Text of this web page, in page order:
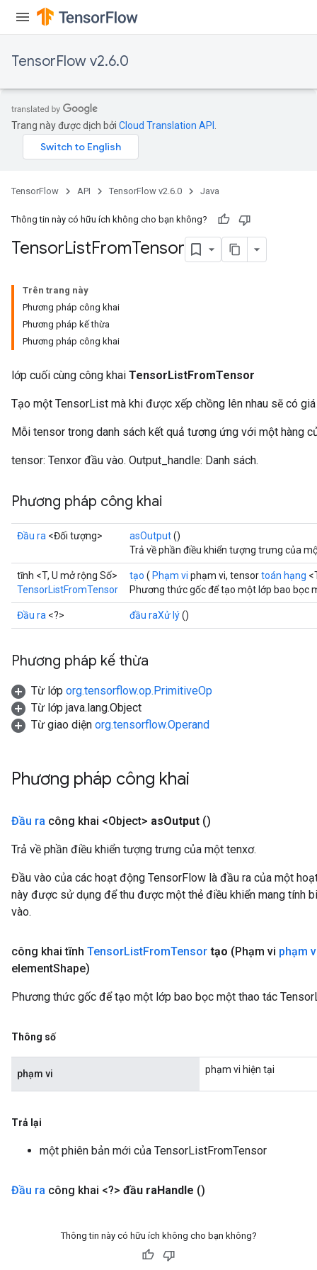
TensorFlow v2.6.0
Trang này được dịch bởi Cloud Translation API
TensorFlow API TensorFlow v2.6.0 Java
Thông tin này có hữu ích không cho bạn không?
TensorListFromTensor
Trên trang này
Phương pháp công khai
Phương pháp kế thừa
Phương pháp công khai
lớp cuối cùng công khai TensorListFromTensor
Tạo một TensorList mà khi được xếp chồng lên nhau sẽ có
Mỗi tensor trong danh sách kết quả tương ứng với một hàng
tensor: Tenxor đầu vào. Output_handle: Danh sách.
Phương pháp công khai
Đầu ra <Đối tượng> asOutput()
Trả về phần điều khiển tượng trưng của
tĩnh <T, U mở rộng Số>
TensorListFromTensor
tạo ( Phạm vi phạm vi, tensortoán hạng
Phương thức gốc để tạo một lớp bao bọc
Đầu ra <?> đầu raXử lý()
Phương pháp kế thừa
Từ lớp org.tensorflow.op.PrimitiveOp
Từ lớp java.lang.Object
Từ giao diện org.tensorflow.Operand
Phương pháp công khai
Đầu ra công khai <Object> asOutput ()
Trả về phần điều khiển tượng trưng của một tenxơ.
Đầu vào của các hoạt động TensorFlow là đầu ra của một
này được sử dụng để thu được một thẻ điều khiển mang tính
vào.
công khai tĩnh TensorListFromTensor tạo (Phạm vi phạm
elementShape)
Phương thức gốc để tạo một lớp bao bọc một thao tác
Thông số
phạm vi phạm vi hiện tại
Trả lại
một phiên bản mới của TensorListFromTensor
Đầu ra công khai <?> đầu raHandle ()
Thông tin này có hữu ích không cho bạn không?